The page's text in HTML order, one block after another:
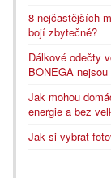
8 nejčastějších
bojí zbytečně?
Dálkové odečty
BONEGA
Jak mohou
energie a bez
Jak si vybrat